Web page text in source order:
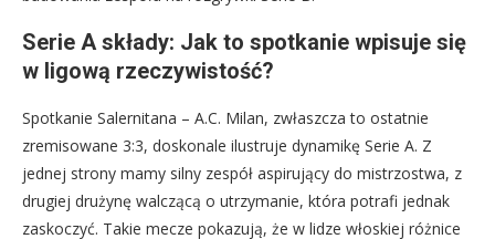
Serie A składy: Jak to spotkanie wpisuje się
w ligową rzeczywistość?
Spotkanie Salernitana – A.C. Milan, zwłaszcza to ostatnie
zremisowane 3:3, doskonale ilustruje dynamikę Serie A. Z
jednej strony mamy silny zespół aspirujący do mistrzostwa, z
drugiej drużynę walczącą o utrzymanie, która potrafi jednak
zaskoczyć. Takie mecze pokazują, że w lidze włoskiej różnice